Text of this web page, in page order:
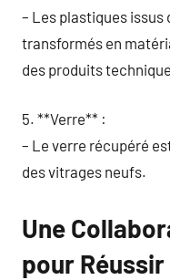
– Les plastiques
transformés en
des produits
5. **Verre** :
– Le verre récupéré
des vitrages neufs.
Une
pour